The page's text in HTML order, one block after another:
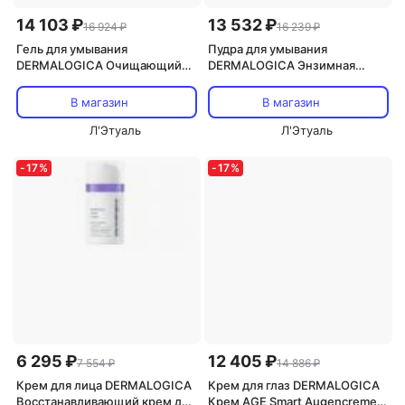
14 103 ₽16 924 ₽
Гель для умывания
DERMALOGICA Очищающий
Cleansing Gel Refill 500
В магазин
Л'Этуаль
13 532 ₽16 239 ₽
Пудра для умывания
DERMALOGICA Энзимная
Superfoliant. Сменный блок 57
В магазин
Л'Этуаль
-17%
6 295 ₽7 554 ₽
Крем для лица DERMALOGICA
Восстанавливающий крем для
-17%
12 405 ₽14 886 ₽
Крем для глаз DERMALOGICA
Крем AGE Smart Augencreme